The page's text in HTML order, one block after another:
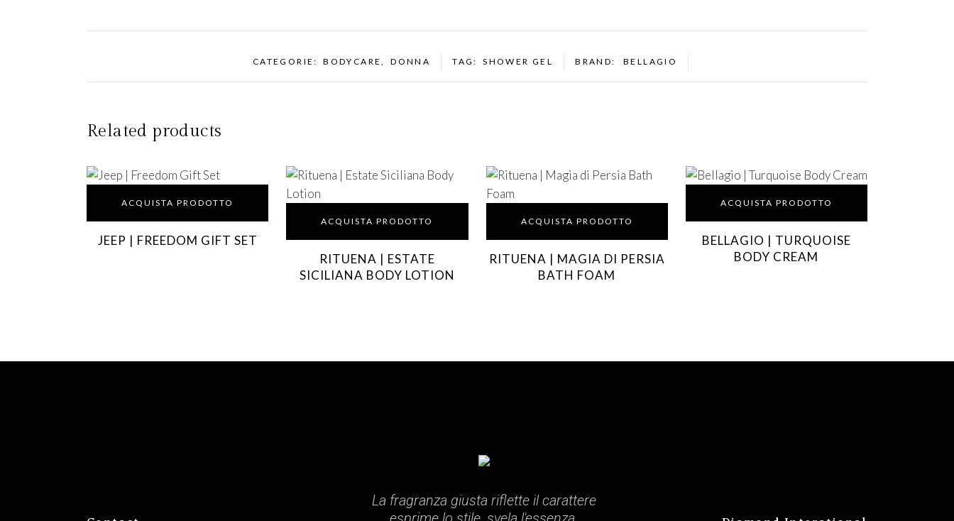
CATEGORIE: BODYCARE, DONNA TAG: SHOWER GEL BRAND: BELLAGIO
Related products
ACQUISTA PRODOTTO
JEEP | FREEDOM GIFT SET
ACQUISTA PRODOTTO
RITUENA | ESTATE
SICILIANA BODY LOTION
ACQUISTA PRODOTTO
RITUENA | MAGIA DI PERSIA
BATH FOAM
ACQUISTA PRODOTTO
BELLAGIO | TURQUOISE
BODY CREAM
La fragranza giusta riflette il carattere